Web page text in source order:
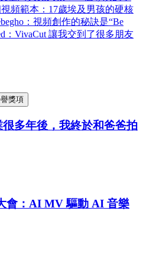
頻範本：17歲埃及男孩的硬核
：視頻創作的秘訣是“Be
：VivaCut 讓我交到了很多朋友
獎項
多年後，我終於和爸爸拍
會：AI MV 驅動 AI 音樂